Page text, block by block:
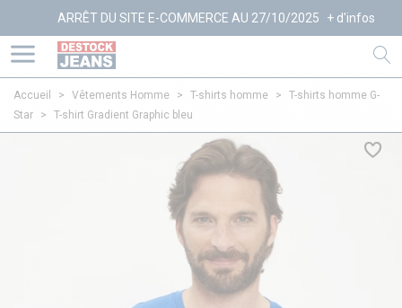
ARRÊT DU SITE E-COMMERCE AU 27/10/2025 + d'infos
Accueil > Vêtements Homme > T-shirts homme >
T-shirts homme G-
Star
> T-shirt Gradient Graphic bleu